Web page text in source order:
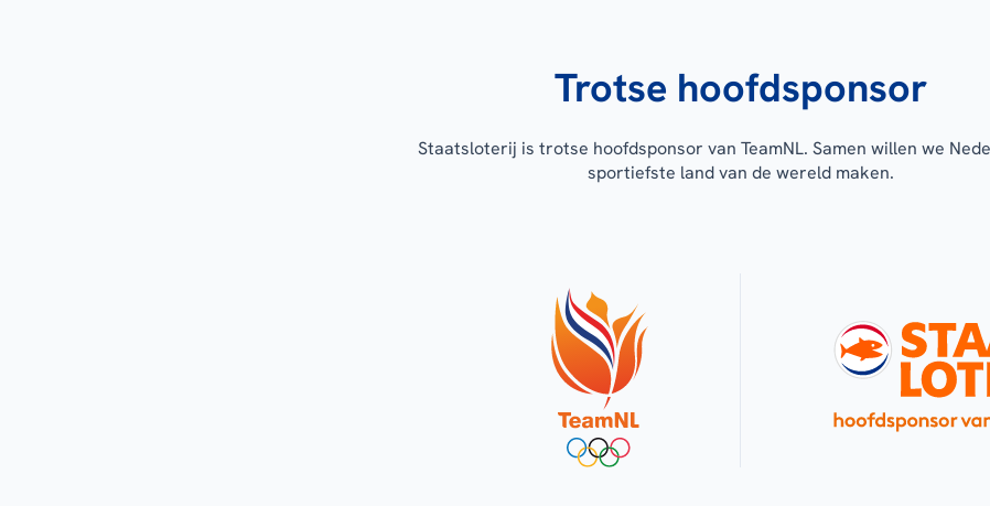
Trotse hoofdsponsor
Staatsloterij is trotse hoofdsponsor van TeamNL. Samen willen we
sportiefste land van de wereld maken.